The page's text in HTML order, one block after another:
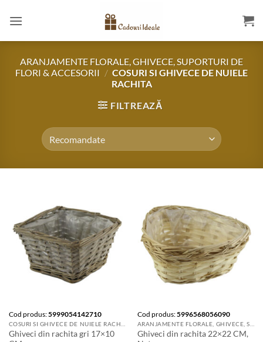
ARANJAMENTE FLORALE, GHIVECE, SUPORTURI DE
FLORI & ACCESORII / COSURI SI GHIVECE DE NUIELE
RACHITA
FILTREAZĂ
Cod produs:5999054142710
Ghiveci din rachita gri 17×10
Cod produs:5996568056090
Ghiveci din rachita 22×22 CM,